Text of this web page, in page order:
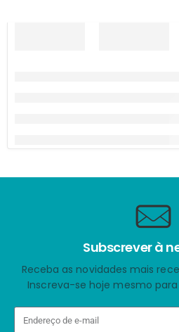
Subscrever à
Receba as novidades mais
Inscreva-se hoje mesmo